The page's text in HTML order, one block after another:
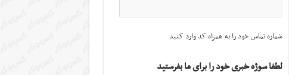
شماره تماس خود را به همراه کد وارد کنید
لطفا سوژه خبری خود را برای ما بفرستید